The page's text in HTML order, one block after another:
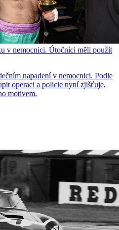
v nemocnici. Útočníci měli použít
napadení v nemocnici. Podle
operaci a policie nyní zjišťuje,
motivem.